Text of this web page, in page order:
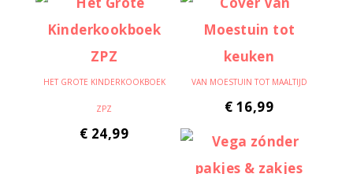
HET GROTE KINDERKOOKBOEK
ZPZ
€ 24,99
VAN MOESTUIN TOT MAALTIJD
€ 16,99